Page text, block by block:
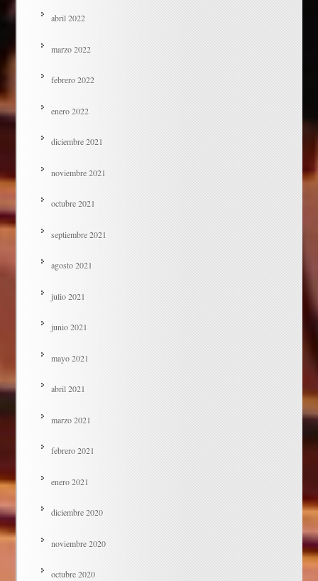
abril 2022
marzo 2022
febrero 2022
enero 2022
diciembre 2021
noviembre 2021
octubre 2021
septiembre 2021
agosto 2021
julio 2021
junio 2021
mayo 2021
abril 2021
marzo 2021
febrero 2021
enero 2021
diciembre 2020
noviembre 2020
octubre 2020